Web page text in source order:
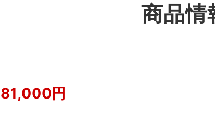
商品情
81,000円